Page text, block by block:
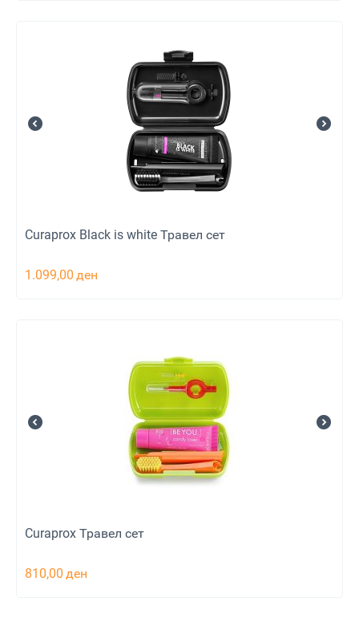
Curaprox Black is white Травел сет
1.099,00 ден
Curaprox Травел сет
810,00 ден